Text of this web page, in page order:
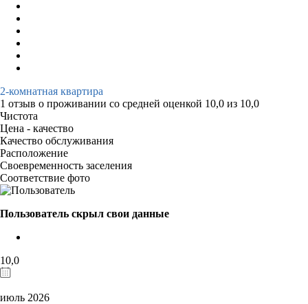
2-комнатная квартира
1 отзыв о проживании со средней оценкой 10,0 из 10,0
Чистота
Цена - качество
Качество обслуживания
Расположение
Своевременность заселения
Соответствие фото
Пользователь скрыл свои данные
10,0
июль 2026